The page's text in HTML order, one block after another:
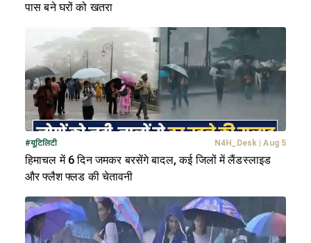
पास बने घरों को खतरा
#यूटिलिटी N4H_Desk Aug 5
हिमाचल में 6 दिन जमकर बरसेंगे बादल, कई जिलों में लैंडस्लाइड
और फ्लैश फ्लड की चेतावनी